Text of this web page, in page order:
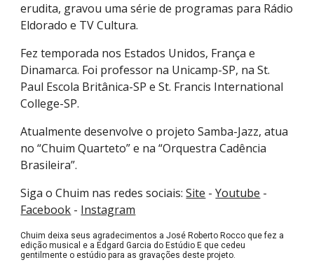
erudita, gravou uma série de programas para Rádio
Eldorado e TV Cultura.
Fez temporada nos Estados Unidos, França e
Dinamarca. Foi professor na Unicamp-SP, na St.
Paul Escola Britânica-SP e St. Francis International
College-SP.
Atualmente desenvolve o projeto Samba-Jazz, atua
no “Chuim Quarteto” e na “Orquestra Cadência
Brasileira”.
Siga o Chuim nas redes sociais:Site -Youtube -
Facebook - Instagram
Chuim deixa seus agradecimentos a José Roberto Rocco que fez a
edição musical e a Edgard Garcia do Estúdio E que cedeu
gentilmente o estúdio para as gravações deste projeto.